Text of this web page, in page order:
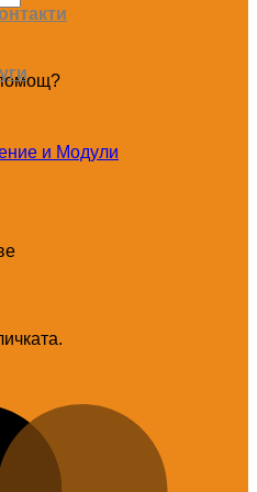
и Модули